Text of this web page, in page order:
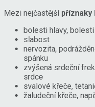
Mezi nejčastější příznaky
bolesti hlavy,
slabost
nervozita,
spánku
zvýšená srdeční
srdce
svalové křeče,
žaludeční křeče,